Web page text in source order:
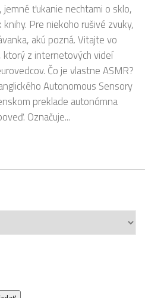
jemné ťukanie nechtami o sklo,
Pre niekoho rušivé zvuky,
akú pozná. Vitajte vo
z internetových videí
Čo je vlastne ASMR?
Autonomous Sensory
preklade autonómna
Označuje...